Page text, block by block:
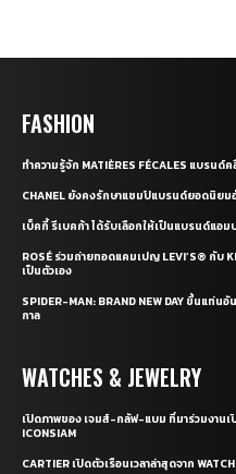
FASHION
ทำความรู้จัก MATIÈRES FÉCALES แบรนด์
CHANEL ยังคงรักษาแชมป์แบรนด์ยอดนิยม
เบ็คกี้ รีเบคก้า ได้รับเลือกให้เป็นแบรนด์แอม
ROSÉ ร่วมถ่ายทอดแคมเปญ LEVI’S® กับ
เป็นตัวเอง
SPIDER-MAN: BRAND NEW DAY ขึ้นแท่
กาล
WATCHES & JEWELRY
เปิดภาพของ เจมส์-กลัฟ-แบม ที่มาร่วมงานเ
ICONSIAM
CARTIER เปิดตัวเรือนเวลาล่าสุดจาก